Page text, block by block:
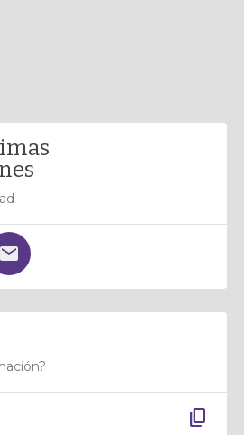
content_copy